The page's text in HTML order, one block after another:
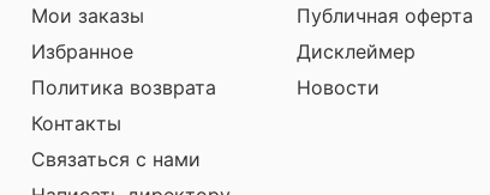
Мои заказы
Избранное
Политика возврата
Контакты
Связаться с нами
Публичная оферта
Дисклеймер
Новости